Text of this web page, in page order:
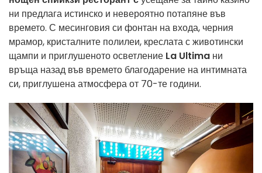
ни предлага истинско и невероятно потапяне във
времето. С месинговия си фонтан на входа, черния
мрамор, кристалните полилеи, креслата с животински
щампи и приглушеното осветление La Ultima ни
връща назад във времето благодарение на интимната
си, приглушена атмосфера от 70-те години.